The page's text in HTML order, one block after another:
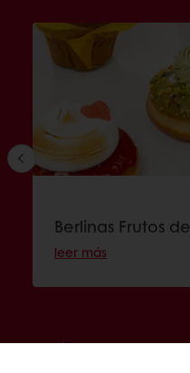
Berlinas Frutos
leer más
En línea 24/7